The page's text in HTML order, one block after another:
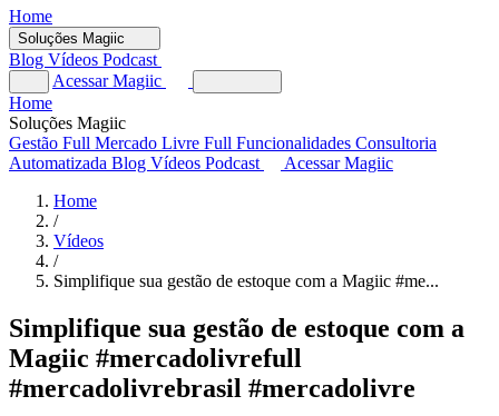
Home
Soluções Magiic
Blog Vídeos Podcast
Acessar Magiic
Home
Soluções Magiic
Gestão Full Mercado Livre Full Funcionalidades Consultoria
Automatizada Blog Vídeos Podcast
Acessar Magiic
Home
/
Vídeos
/
Simplifique sua gestão de estoque com a Magiic #me...
Simplifique sua gestão de estoque com a
Magiic #mercadolivrefull
#mercadolivrebrasil #mercadolivre